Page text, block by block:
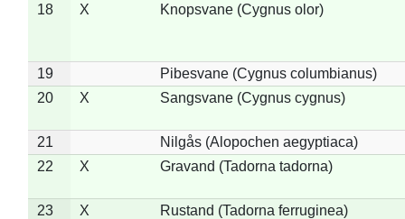
18
X Knopsvane (Cygnus olor)
19
Pibesvane (Cygnus columbianus)
20
X Sangsvane (Cygnus cygnus)
21
Nilgås (Alopochen aegyptiaca)
22
X Gravand (Tadorna tadorna)
23 X Rustand (Tadorna ferruginea)